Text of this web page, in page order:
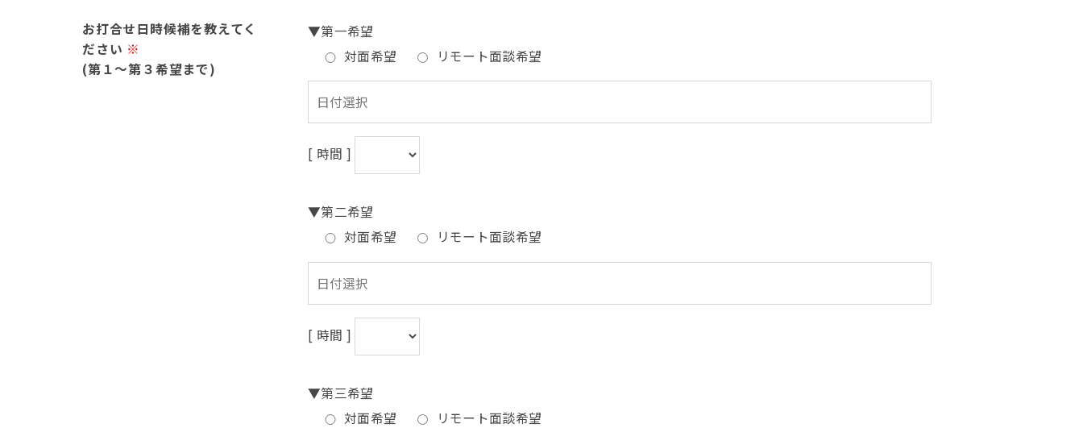
お打合せ日時候補を教えてく
ださい ※
(第１～第３希望まで)
▼第一希望
対面希望
リモート面談希望
[ 時間 ]
▼第二希望
対面希望
リモート面談希望
[ 時間 ]
▼第三希望
対面希望
リモート面談希望